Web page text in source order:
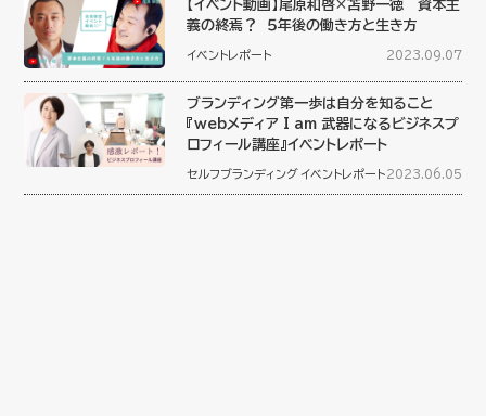
【イベント動画】尾原和啓×苫野一徳 資本主
義の終焉？ ５年後の働き方と生き方
イベントレポート 2023.09.07
ブランディング第一歩は自分を知ること
『webメディア I am 武器になるビジネスプ
ロフィール講座』イベントレポート
セルフブランディング イベントレポート 2023.06.05